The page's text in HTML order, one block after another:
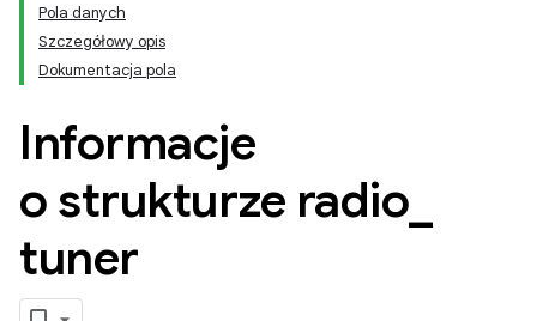
Pola danych
Szczegółowy opis
Dokumentacja pola
Informacje
o strukturze radio
tuner